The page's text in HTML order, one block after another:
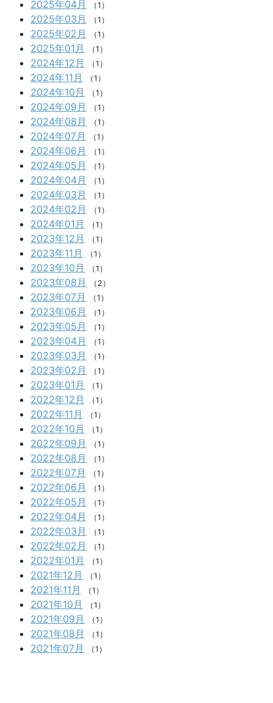
2025年04月 （1）
2025年03月 （1）
2025年02月 （1）
2025年01月 （1）
2024年12月 （1）
2024年11月 （1）
2024年10月 （1）
2024年09月 （1）
2024年08月 （1）
2024年07月 （1）
2024年06月 （1）
2024年05月 （1）
2024年04月 （1）
2024年03月 （1）
2024年02月 （1）
2024年01月 （1）
2023年12月 （1）
2023年11月 （1）
2023年10月 （1）
2023年08月 （2）
2023年07月 （1）
2023年06月 （1）
2023年05月 （1）
2023年04月 （1）
2023年03月 （1）
2023年02月 （1）
2023年01月 （1）
2022年12月 （1）
2022年11月 （1）
2022年10月 （1）
2022年09月 （1）
2022年08月 （1）
2022年07月 （1）
2022年06月 （1）
2022年05月 （1）
2022年04月 （1）
2022年03月 （1）
2022年02月 （1）
2022年01月 （1）
2021年12月 （1）
2021年11月 （1）
2021年10月 （1）
2021年09月 （1）
2021年08月 （1）
2021年07月 （1）